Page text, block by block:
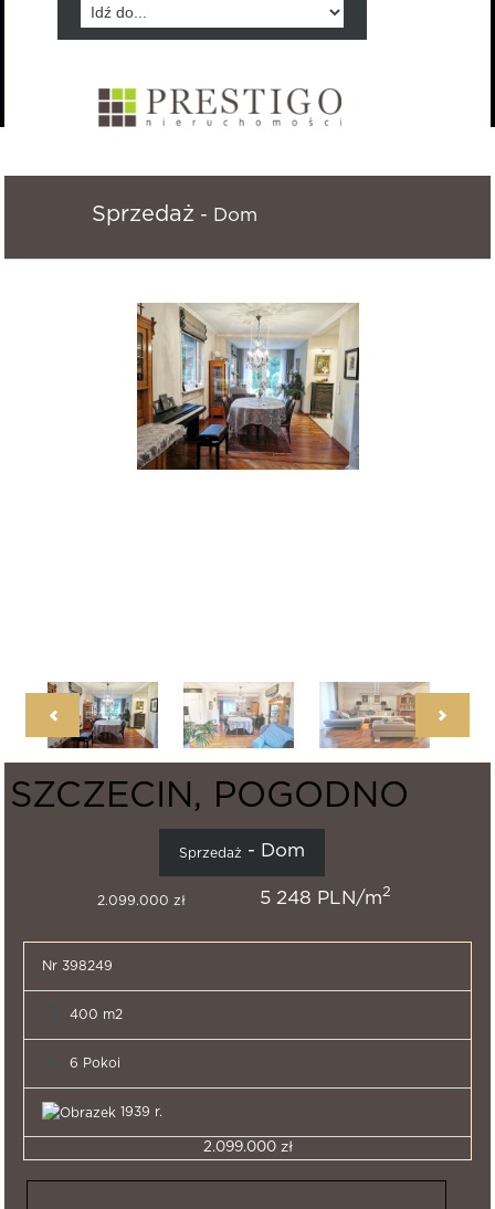
Sprzedaż - Dom
SZCZECIN, POGODNO
Sprzedaż - Dom
2.099.000 zł 5 248 PLN/m2
Nr 398249
400 m2
6 Pokoi
1939 r.
2.099.000 zł